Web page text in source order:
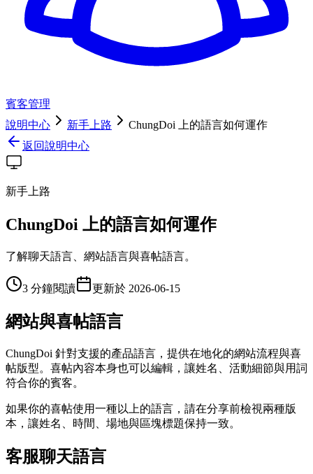
賓客管理
說明中心
新手上路
ChungDoi 上的語言如何運作
返回說明中心
新手上路
ChungDoi 上的語言如何運作
了解聊天語言、網站語言與喜帖語言。
3 分鐘閱讀 更新於 2026-06-15
網站與喜帖語言
ChungDoi 針對支援的產品語言，提供在地化的網站流程與喜
帖版型。喜帖內容本身也可以編輯，讓姓名、活動細節與用詞
符合你的賓客。
如果你的喜帖使用一種以上的語言，請在分享前檢視兩種版
本，讓姓名、時間、場地與區塊標題保持一致。
客服聊天語言